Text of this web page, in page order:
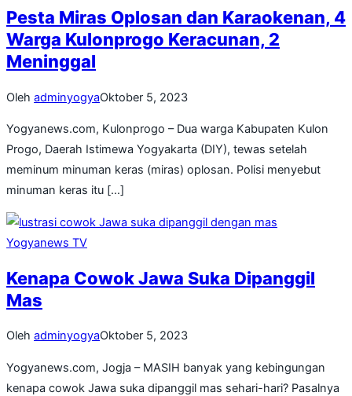
Pesta Miras Oplosan dan Karaokenan, 4
Warga Kulonprogo Keracunan, 2
Meninggal
Oleh adminyogyaOktober 5, 2023
Yogyanews.com, Kulonprogo – Dua warga Kabupaten Kulon
Progo, Daerah Istimewa Yogyakarta (DIY), tewas setelah
meminum minuman keras (miras) oplosan. Polisi menyebut
minuman keras itu […]
Yogyanews TV
Kenapa Cowok Jawa Suka Dipanggil
Mas
Oleh adminyogyaOktober 5, 2023
Yogyanews.com, Jogja – MASIH banyak yang kebingungan
kenapa cowok Jawa suka dipanggil mas sehari-hari? Pasalnya